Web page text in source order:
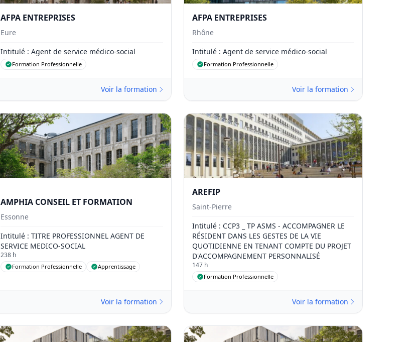
AFPA ENTREPRISES
Eure
Intitulé : Agent de service médico-social
Formation Professionnelle
Voir la formation
AFPA ENTREPRISES
Rhône
Intitulé: Agent de service médico-social
Formation Professionnelle
Voir la formation
AMPHIA CONSEIL ET FORMATION
Essonne
Intitulé : TITRE PROFESSIONNEL AGENT DE
SERVICE MEDICO-SOCIAL
238 h
Formation Professionnelle Apprentissage
Voir la formation
AREFIP
Saint-Pierre
Intitulé: CCP3 _ TP ASMS - ACCOMPAGNER LE
RÉSIDENT DANS LES GESTES DE LA VIE
QUOTIDIENNE EN TENANT COMPTE DU PROJET
D'ACCOMPAGNEMENT PERSONNALISÉ
147 h
Formation Professionnelle
Voir la formation